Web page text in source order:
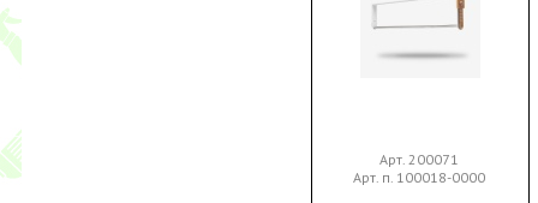
Арт. 200071
Арт. п. 100018-0000